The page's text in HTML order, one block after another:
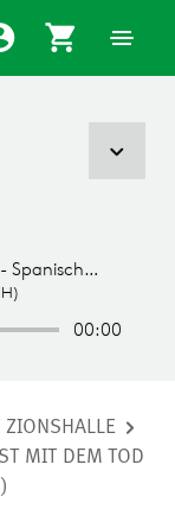
MIT DEM TOD